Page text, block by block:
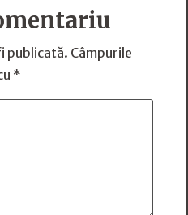
publicată. Câmpurile
*